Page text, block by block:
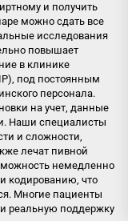
и получить
можно сдать все
исследования
повышает
в клинике
под постоянным
персонала.
на учет, данные
Наши специалисты
и сложности,
лечат пивной
немедленно
кодированию, что
Многие пациенты
реальную поддержку